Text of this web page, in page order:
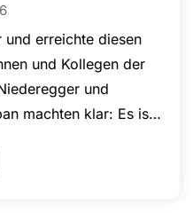
erreichte diesen
und Kollegen der
und
machten klar: Es ist